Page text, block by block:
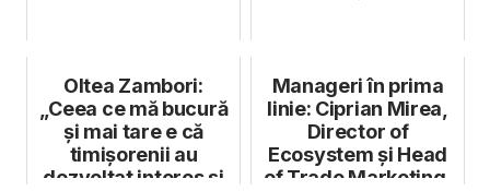
Oltea Zambori:
„Ceea ce mă bucură
și mai tare e că
timișorenii au
dezvoltat interes și
Manageri în prima
linie: Ciprian Mirea,
Director of
Ecosystem și Head
of Trade Marketing,